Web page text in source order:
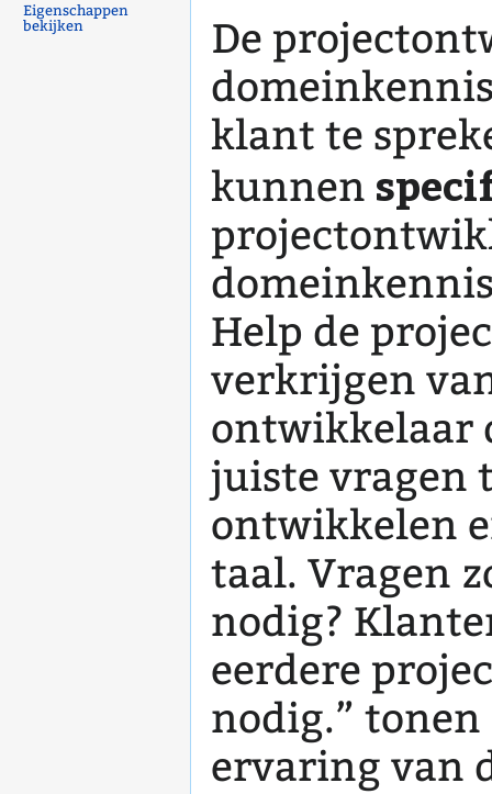
De
klant te
kunnen
Help de
verkrijgen
ontwikkelaar
juiste vragen
ontwikkelen
taal. Vragen
nodig?
eerdere
nodig.”
ervaring van
Eigenschappen
bekijken